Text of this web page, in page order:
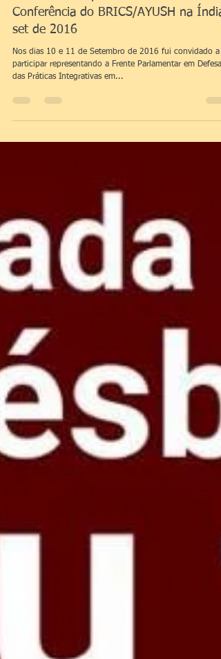
Ayurveda
Conferência do BRICS/AYUSH na Índia,
set de 2016
Nos dias 10 e 11 de Setembro de 2016 fui convidado a
das Práticas Integrativas em...